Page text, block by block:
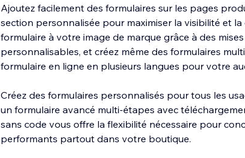
Ajoutez facilement des formulaires sur les pages
section personnalisée pour maximiser la visibilité et
formulaire à votre image de marque grâce à des
personnalisables, et créez même des formulaires
formulaire en ligne en plusieurs langues pour votre
Créez des formulaires personnalisés pour tous les
un formulaire avancé multi-étapes avec
sans code vous offre la flexibilité nécessaire pour
performants partout dans votre boutique.